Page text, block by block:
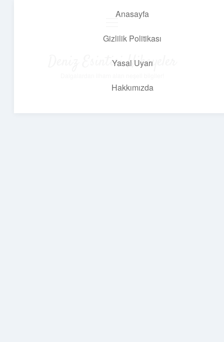
Anasayfa
Gizlilik Politikası
Yasal Uyarı
Hakkımızda
Deniz Esintisi Hikayeler